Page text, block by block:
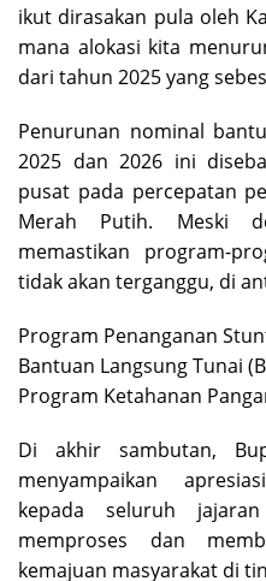
ikut dirasakan pula oleh
mana alokasi kita
dari tahun 2025 yang
Penurunan nominal
2025 dan 2026 ini
pusat pada percepatan
Merah Putih. Meski
memastikan program-
tidak akan terganggu, di
Program Penanganan
Bantuan Langsung Tunai
Program Ketahanan
Di akhir sambutan,
menyampaikan
kepada seluruh
memproses dan
kemajuan masyarakat di